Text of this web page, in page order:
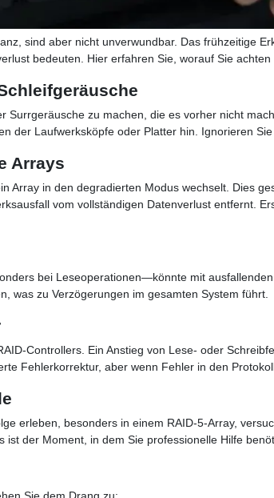
sind aber nicht unverwundbar. Das frühzeitige
bedeuten. Hier erfahren Sie, worauf Sie achten
Surrgeräusche zu machen, die es vorher nicht
der Laufwerksköpfe oder Platter hin. Ignorieren
Arrays
Array in den degradierten Modus wechselt. Dies
vom vollständigen Datenverlust entfernt.
bei Leseoperationen—könnte mit
was zu Verzögerungen im gesamten System führt.
Controllers. Ein Anstieg von Lese- oder
Fehlerkorrektur, aber wenn Fehler in den
erleben, besonders in einem RAID-5-Array,
der Moment, in dem Sie professionelle Hilfe
Sie dem Drang zu: